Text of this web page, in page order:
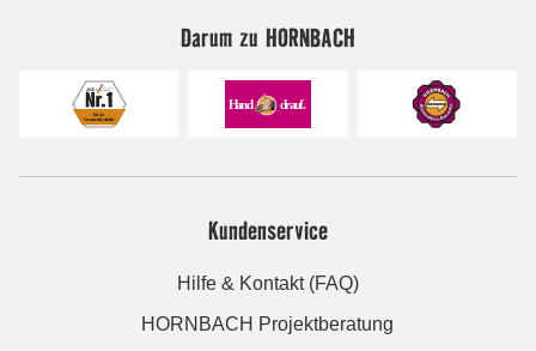
Darum zu HORNBACH
Kundenservice
Hilfe & Kontakt (FAQ)
HORNBACH Projektberatung